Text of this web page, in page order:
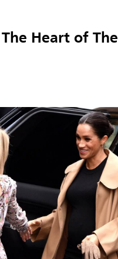
قلب الوردة The Heart of The